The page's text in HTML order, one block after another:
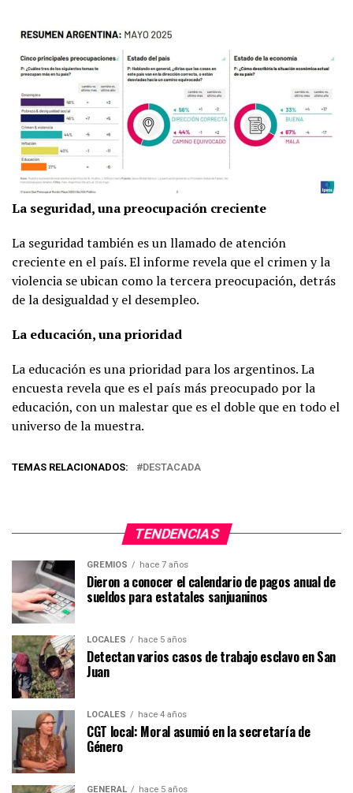
La seguridad, una preocupación creciente
La seguridad también es un llamado de atención
creciente en el país. El informe revela que el crimen y la
violencia se ubican como la tercera preocupación, detrás
de la desigualdad y el desempleo.
La educación, una prioridad
La educación es una prioridad para los argentinos. La
encuesta revela que es el país más preocupado por la
educación, con un malestar que es el doble que en todo el
universo de la muestra.
TEMAS RELACIONADOS: DESTACADA
TENDENCIAS
GREMIOS hace 7 años
Dieron a conocer el calendario de pagos anual de
sueldos para estatales sanjuaninos
LOCALES hace 5 años
Detectan varios casos de trabajo esclavo en San
Juan
LOCALES hace 4 años
CGT local: Moral asumió en la secretaría de
Género
GENERAL hace 5 años